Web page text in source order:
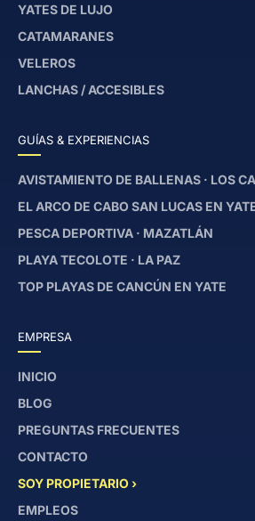
YATES DE LUJO
CATAMARANES
VELEROS
LANCHAS / ACCESIBLES
GUÍAS & EXPERIENCIAS
AVISTAMIENTO DE BALLENAS · LOS
EL ARCO DE CABO SAN LUCAS EN
PESCA DEPORTIVA · MAZATLÁN
PLAYA TECOLOTE · LA PAZ
TOP PLAYAS DE CANCÚN EN YATE
EMPRESA
INICIO
BLOG
PREGUNTAS FRECUENTES
CONTACTO
SOY PROPIETARIO ›
EMPLEOS